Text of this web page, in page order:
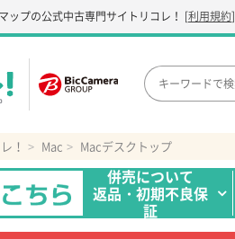
ップの公式中古専門サイト リコレ！ [利用規約]
！ Mac Macデスクトップ
併売について
返品・初期不良保
証